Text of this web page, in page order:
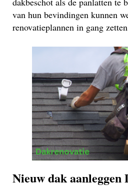
van hun bevindingen kunnen
renovatieplannen in gang
Nieuw dak aanleggen